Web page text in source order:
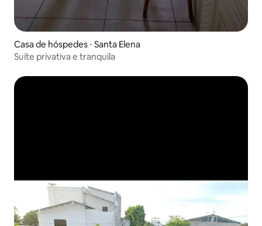
Casa de hóspedes ⋅ Santa Elena
Suíte privativa e tranquila